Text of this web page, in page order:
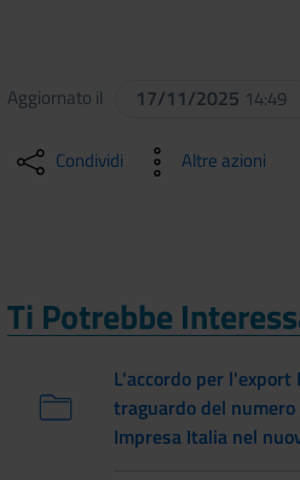
Aggiornato il 17/11/2025 14:49
Condividi Altre azioni
Ti Potrebbe
L'accordo per l'export
traguardo del
Impresa Italia nel